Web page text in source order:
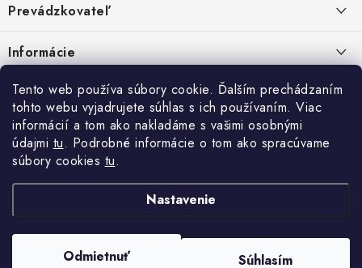
Tento web používa súbory cookie. Ďalším prechádzaním
tohto webu vyjadrujete súhlas s ich používaním. Viac
informácií a tom ako nakladáme s vašimi osobnými
údajmi tu. Podrobné informácie o tom ako spracúvame
súbory cookies tu.
Nastavenie
Odmietnuť Súhlasím
p
ä
t
Prevádzkovateľ
Malinová 49
IČO: 34670602
DIČ: 1020448297
IČ DPH: SK1020448297
Informácie
Kontakty
Doprava a platba
Obchodné podmienky
Reklamácie
Facebook
Copyright 2026 . Všetky práva vyhradené.